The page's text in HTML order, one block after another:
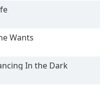
Wants
In the Dark